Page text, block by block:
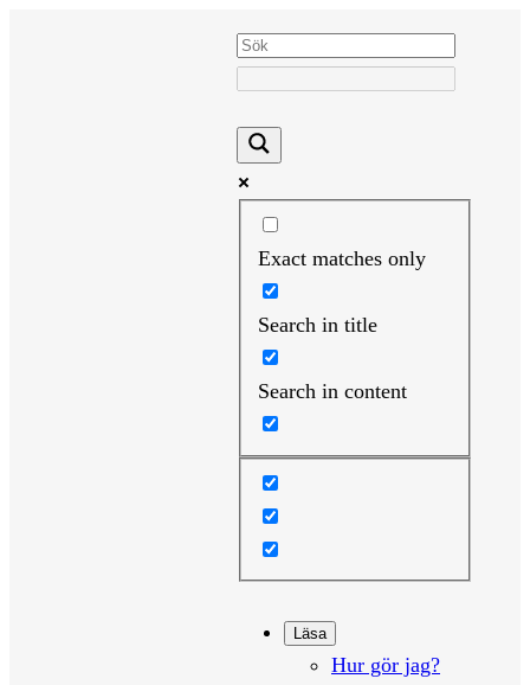
Exact matches only
Search in title
Search in content
Läsa
Hur gör jag?